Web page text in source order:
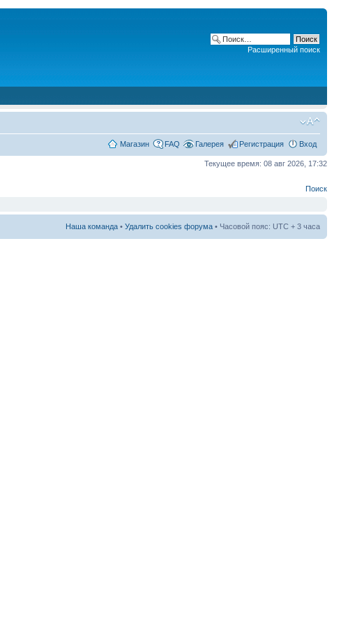
Расширенный поиск
Магазин FAQ Галерея Регистрация Вход
Текущее время: 08 авг 2026, 17:32
Поиск
Наша команда • Удалить cookies форума • Часовой пояс: UTC + 3 часа